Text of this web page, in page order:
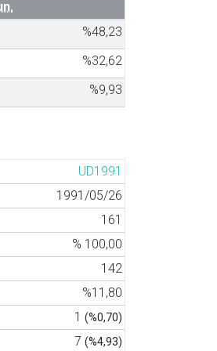
%48,23
%32,62
%9,93
UD1991
1991/05/26
161
% 100,00
142
%11,80
1 (%0,70)
7 (%4,93)